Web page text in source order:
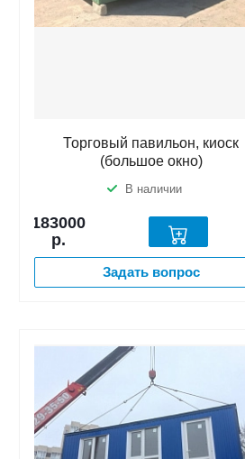
Торговый павильон, киоск
(большое окно)
В наличии
183000
р.
Задать вопрос